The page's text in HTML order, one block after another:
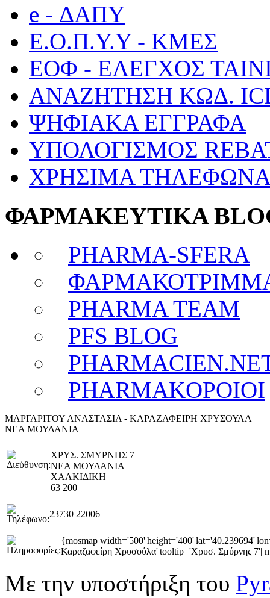
e - ΔΑΠΥ
Ε.Ο.Π.Υ.Υ - ΚΜΕΣ
ΕΟΦ - ΕΛΕΓΧΟΣ
ΑΝΑΖΗΤΗΣΗ ΚΩΔ.
ΨΗΦΙΑΚΑ ΕΓΓΡΑΦΑ
ΥΠΟΛΟΓΙΣΜΟΣ
ΧΡΗΣΙΜΑ
ΦΑΡΜΑΚΕΥΤΙΚΑ
PHARMA-SFERA
PHARMA TEAM
PFS BLOG
PHARMAKOPOIOI
ΜΑΡΓΑΡΙΤΟΥ ΑΝΑΣΤΑΣΙΑ - ΚΑΡΑΖΑΦΕΙΡΗ ΧΡΥΣΟΥΛΑ
ΝΕΑ ΜΟΥΔΑΝΙΑ
ΧΡΥΣ. ΣΜΥΡΝΗΣ 7
ΝΕΑ ΜΟΥΔΑΝΙΑ
ΧΑΛΚΙΔΙΚΗ
63 200
23730 22006
{mosmap
Καραζαφείρη Χρυσούλα'|tooltip='Χρυσ. Σμύρνης 7'|
Με την υποστήριξη του